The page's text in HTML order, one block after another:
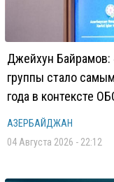
Джейхун Байрамов:
группы стало
года в контексте
АЗЕРБАЙДЖАН
04 Августа 2026 - 22:12